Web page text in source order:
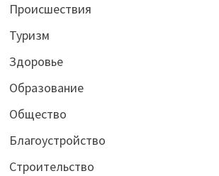
Происшествия
Туризм
Здоровье
Образование
Общество
Благоустройство
Строительство